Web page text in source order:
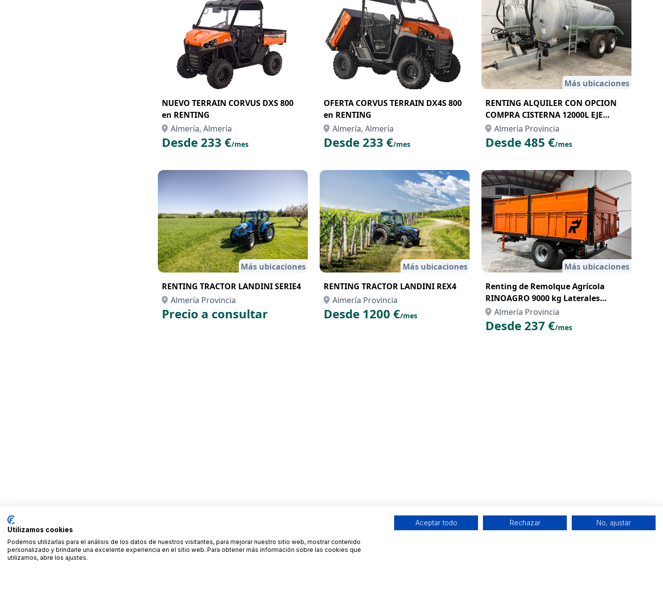
NUEVO TERRAIN CORVUS DXS 800
en RENTING
Almería, Almería
Desde 233 €/mes
OFERTA CORVUS TERRAIN DX4S 800
en RENTING
Almería, Almería
Desde 233 €/mes
Más ubicaciones
RENTING ALQUILER CON OPCION
COMPRA CISTERNA 12000L EJE
TANDEM
Almería Provincia
Desde 485 €/mes
Más ubicaciones
RENTING TRACTOR LANDINI SERIE4
Almería Provincia
Precio a consultar
Más ubicaciones
RENTING TRACTOR LANDINI REX4
Almería Provincia
Desde 1200 €/mes
Más ubicaciones
Renting de Remolque Agrícola
RINOAGRO 9000 kg Laterales
Abatibles 1 Eje
Almería Provincia
Desde 237 €/mes
Utilizamos cookies
Podemos utilizarlas para el análisis de los datos de nuestros visitantes, para mejorar nuestro sitio web, mostrar contenido
personalizado y brindarle una excelente experiencia en el sitio web. Para obtener más información sobre las cookies que
utilizamos, abre los ajustes.
Aceptar todo Rechazar No, ajustar